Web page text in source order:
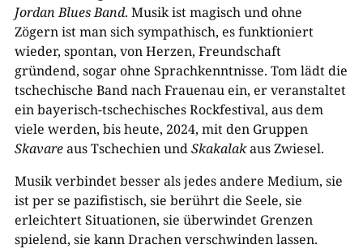
Jordan Blues Band. Musik ist magisch und ohne
Zögern ist man sich sympathisch, es funktioniert
wieder, spontan, von Herzen, Freundschaft
gründend, sogar ohne Sprachkenntnisse. Tom lädt die
tschechische Band nach Frauenau ein, er veranstaltet
ein bayerisch-tschechisches Rockfestival, aus dem
viele werden, bis heute, 2024, mit den Gruppen
Skavareaus Tschechien undSkakalakaus Zwiesel.
Musik verbindet besser als jedes andere Medium, sie
ist per se pazifistisch, sie berührt die Seele, sie
erleichtert Situationen, sie überwindet Grenzen
spielend, sie kann Drachen verschwinden lassen.